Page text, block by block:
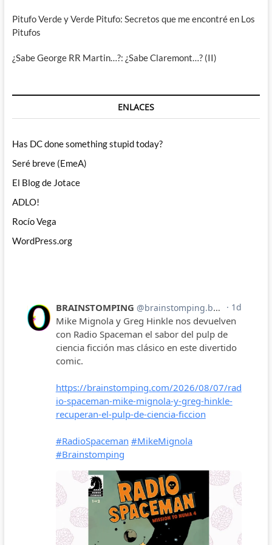
Pitufo Verde y Verde Pitufo: Secretos que me encontré en Los
Pitufos
¿Sabe George RR Martin…?: ¿Sabe Claremont…? (II)
ENLACES
Has DC done something stupid today?
Seré breve (EmeA)
El Blog de Jotace
ADLO!
Rocío Vega
WordPress.org